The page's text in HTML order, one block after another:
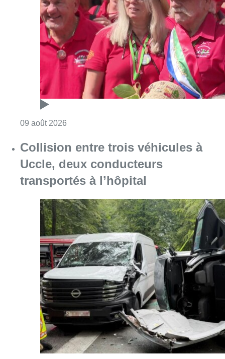
Collision entre trois véhicules à
Uccle, deux conducteurs
transportés à l’hôpital
09 août 2026Consulter l'article "Collision entre trois
L’Union Saint-Gilloise démarre la
saison par un festival à Westerlo